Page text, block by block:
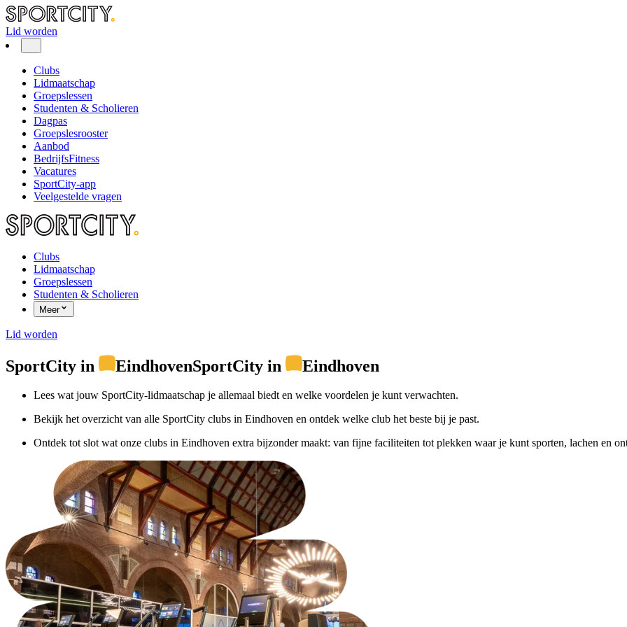
Lid worden
Clubs
Lidmaatschap
Groepslessen
Studenten & Scholieren
Dagpas
Groepslesrooster
Aanbod
BedrijfsFitness
Vacatures
SportCity-app
Veelgestelde vragen
Clubs
Lidmaatschap
Groepslessen
Studenten & Scholieren
Meer
Lid worden
SportCity in EindhovenSportCity in Eindhoven
Lees wat jouw SportCity-lidmaatschap je allemaal biedt en welke voordelen je kunt verwachten.
Bekijk het overzicht van alle SportCity clubs in Eindhoven en ontdek welke club het beste bij je past.
Ontdek tot slot wat onze clubs in Eindhoven extra bijzonder maakt: van fijne faciliteiten tot plekken waar je kunt sporten, lachen en